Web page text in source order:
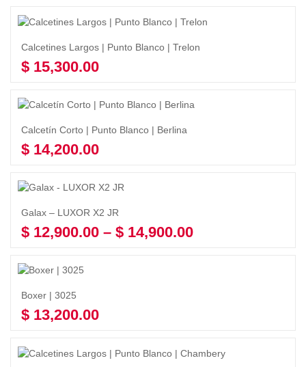
Calcetines Largos | Punto Blanco | Trelon
$ 15,300.00
Calcetín Corto | Punto Blanco | Berlina
$ 14,200.00
Galax – LUXOR X2 JR
$ 12,900.00 – $ 14,900.00
Boxer | 3025
$ 13,200.00